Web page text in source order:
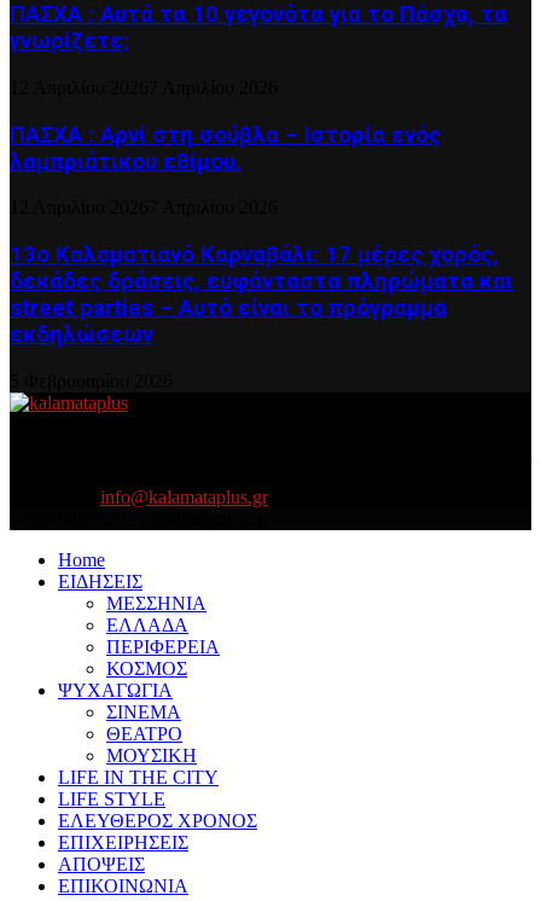
ΠΑΣΧΑ : Αυτά τα 10 γεγονότα για το Πάσχα, τα
γνωρίζετε;
ΠΑΣΧΑ : Αρνί στη σούβλα – Ιστορία ενός
λαμπριάτικου εθίμου.
13ο Καλαματιανό Καρναβάλι: 17 μέρες χορός,
δεκάδες δράσεις, ευφάνταστα πληρώματα και
street parties – Αυτό είναι το πρόγραμμα
εκδηλώσεων
info@kalamataplus.gr
Home
ΕΙΔΗΣΕΙΣ
ΜΕΣΣΗΝΙΑ
ΕΛΛΑΔΑ
ΠΕΡΙΦΕΡΕΙΑ
ΚΟΣΜΟΣ
ΨΥΧΑΓΩΓΙΑ
ΣΙΝΕΜΑ
ΘΕΑΤΡΟ
ΜΟΥΣΙΚΗ
LIFE IN THE CITY
LIFE STYLE
ΕΛΕΥΘΕΡΟΣ ΧΡΟΝΟΣ
ΕΠΙΧΕΙΡΗΣΕΙΣ
ΑΠΟΨΕΙΣ
ΕΠΙΚΟΙΝΩΝΙΑ